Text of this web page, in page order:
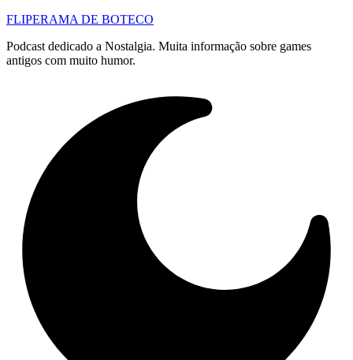
FLIPERAMA DE BOTECO
Podcast dedicado a Nostalgia. Muita informação sobre games
antigos com muito humor.